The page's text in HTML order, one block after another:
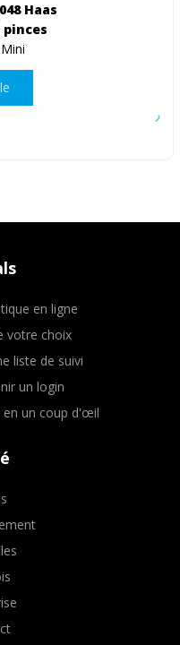
Haas
pinces
en ligne
votre choix
liste de suivi
un login
en un coup d'œil